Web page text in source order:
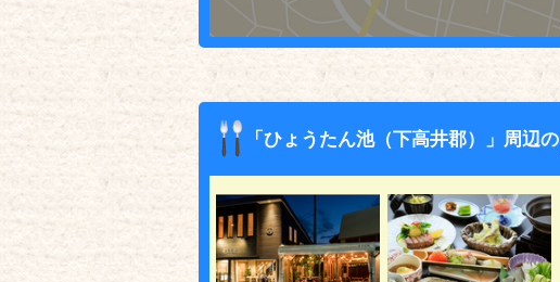
「ひょうたん池（下高井郡）」周辺の